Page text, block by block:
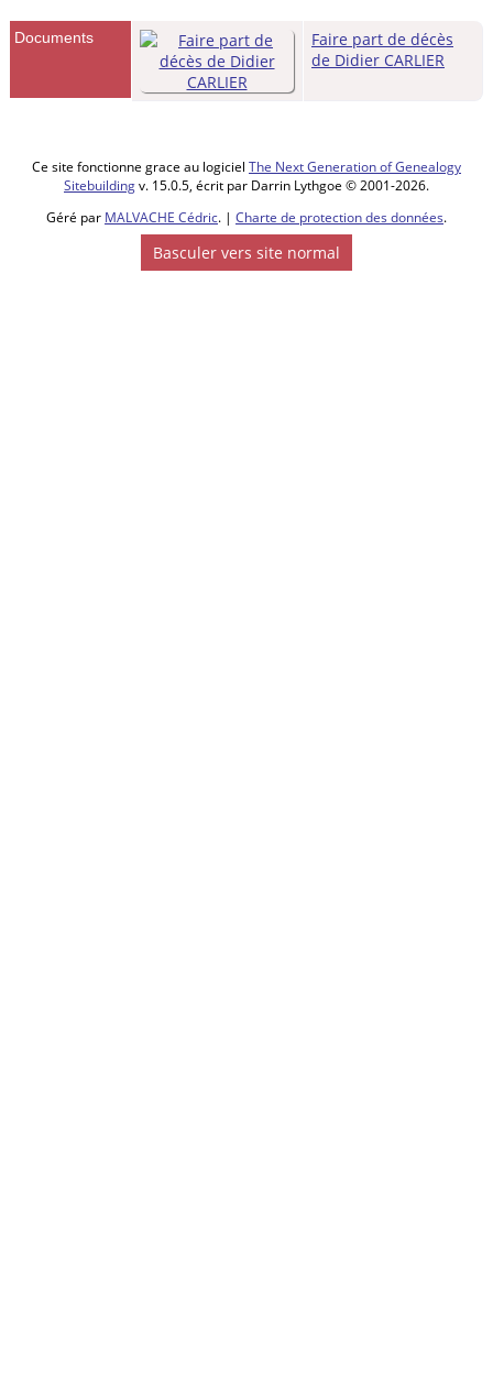
Documents
Faire part de décès
de Didier CARLIER
Ce site fonctionne grace au logiciel The Next Generation of Genealogy
Sitebuildingv. 15.0.5, écrit par Darrin Lythgoe © 2001-2026.
Géré par MALVACHE Cédric. | Charte de protection des données.
Basculer vers site normal